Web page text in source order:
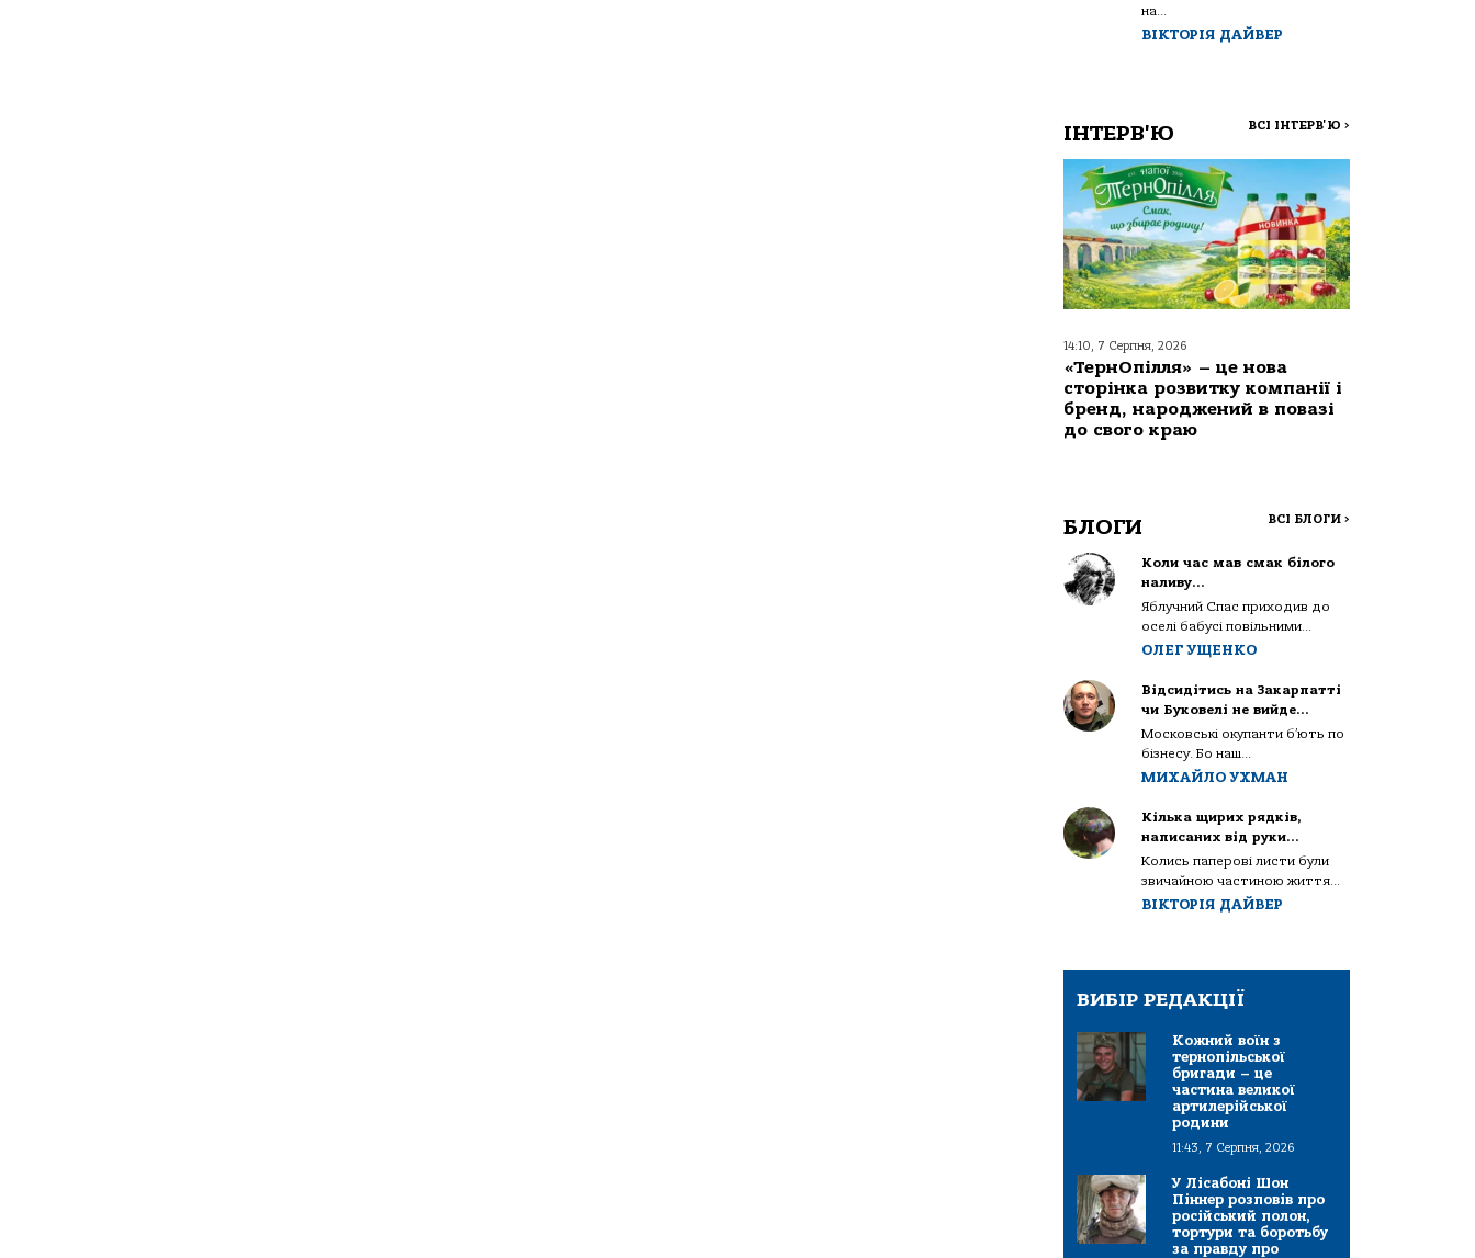
на...
ВІКТОРІЯ ДАЙВЕР
ІНТЕРВ'Ю ВСІ ІНТЕРВ'Ю >
14:10, 7 Серпня, 2026
«ТернОпілля» – це нова
сторінка розвитку компанії і
бренд, народжений в повазі
до свого краю
БЛОГИ ВСІ БЛОГИ >
Коли час мав смак білого
наливу…
Яблучний Спас приходив до
оселі бабусі повільними...
ОЛЕГ УЩЕНКО
Відсидітись на Закарпатті
чи Буковелі не вийде…
Московські окупанти б’ють по
бізнесу. Бо наш...
МИХАЙЛО УХМАН
Кілька щирих рядків,
написаних від руки…
Колись паперові листи були
звичайною частиною життя...
ВІКТОРІЯ ДАЙВЕР
ВИБІР РЕДАКЦІЇ
Кожний воїн з
тернопільської
бригади – це
частина великої
артилерійської
родини
11:43, 7 Серпня, 2026
У Лісабоні Шон
Піннер розповів про
російський полон,
тортури та боротьбу
за правду про